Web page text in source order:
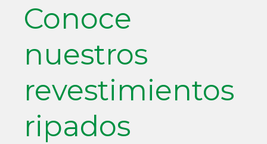
Conoce
nuestros
revestimientos
ripados